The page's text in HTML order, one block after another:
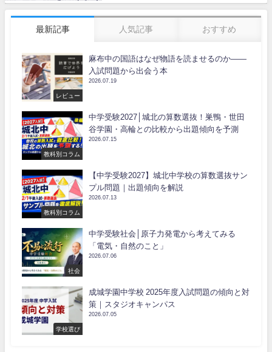
最新記事 人気記事 おすすめ
レビュー
麻布中の国語はなぜ物語を読ませるのか――
入試問題から出会う本
2026.07.19
教科別コラム
中学受験2027│城北の算数選抜！巣鴨・世田
谷学園・高輪との比較から出題傾向を予測
2026.07.15
教科別コラム
【中学受験2027】城北中学校の算数選抜サン
プル問題｜出題傾向を解説
2026.07.13
社会
中学受験社会│原子力発電から考えてみる
「電気・自然のこと」
2026.07.06
学校選び
成城学園中学校 2025年度入試問題の傾向と対
策｜スタジオキャンパス
2026.07.05